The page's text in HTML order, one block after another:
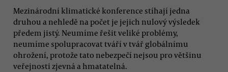
Mezinárodní klimatické konference stíhají jedna
druhou a nehledě na počet je jejich nulový výsledek
předem jistý. Neumíme řešit veliké problémy,
neumíme spolupracovat tváří v tvář globálnímu
ohrožení, protože tato nebezpečí nejsou pro většinu
veřejnosti zjevná a hmatatelná.